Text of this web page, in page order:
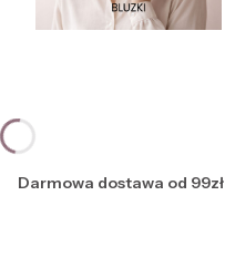
Darmowa dostawa od 99zł